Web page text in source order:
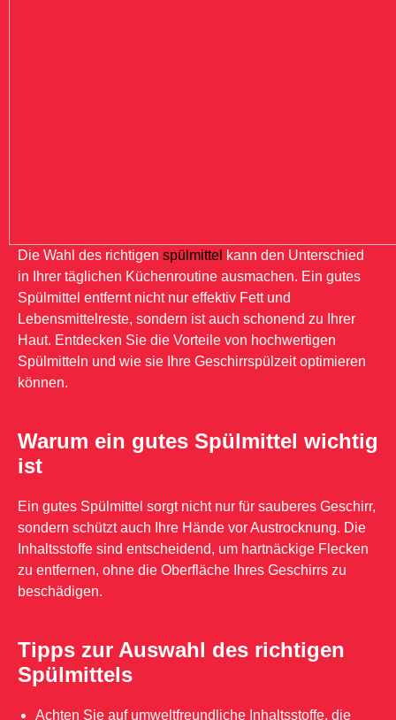
Die Wahl des richtigen spülmittel kann den Unterschied
in Ihrer täglichen Küchenroutine ausmachen. Ein gutes
Spülmittel entfernt nicht nur effektiv Fett und
Lebensmittelreste, sondern ist auch schonend zu Ihrer
Haut. Entdecken Sie die Vorteile von hochwertigen
Spülmitteln und wie sie Ihre Geschirrspülzeit optimieren
können.
Warum ein gutes Spülmittel wichtig
ist
Ein gutes Spülmittel sorgt nicht nur für sauberes Geschirr,
sondern schützt auch Ihre Hände vor Austrocknung. Die
Inhaltsstoffe sind entscheidend, um hartnäckige Flecken
zu entfernen, ohne die Oberfläche Ihres Geschirrs zu
beschädigen.
Tipps zur Auswahl des richtigen
Spülmittels
Achten Sie auf umweltfreundliche Inhaltsstoffe, die